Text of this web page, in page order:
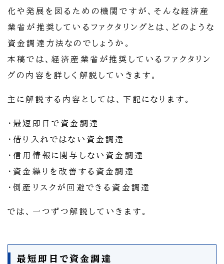
化や発展を図るための機関ですが、そんな経済産
業省が推奨しているファクタリングとは、どのような
資金調達方法なのでしょうか。
本稿では、経済産業省が推奨しているファクタリン
グの内容を詳しく解説していきます。
主に解説する内容としては、下記になります。
・最短即日で資金調達
・借り入れではない資金調達
・信用情報に関与しない資金調達
・資金繰りを改善する資金調達
・倒産リスクが回避できる資金調達
では、一つずつ解説していきます。
最短即日で資金調達